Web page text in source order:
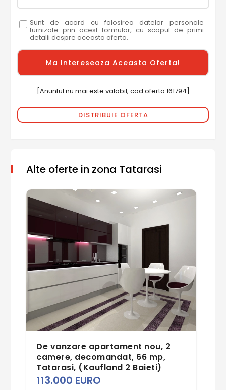
Sunt de acord cu folosirea datelor personale
furnizate prin acest formular, cu scopul de primi
detalii despre aceasta oferta.
[Anuntul nu mai este valabil; cod oferta 161794]
DISTRIBUIE OFERTA
Alte oferte in zona Tatarasi
De vanzare apartament nou, 2
camere, decomandat, 66 mp,
Tatarasi, (Kaufland 2 Baieti)
113.000 EURO